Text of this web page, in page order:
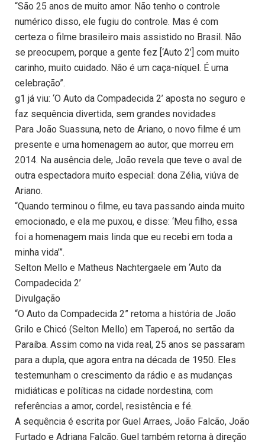
“São 25 anos de muito amor. Não tenho o controle
numérico disso, ele fugiu do controle. Mas é com
certeza o filme brasileiro mais assistido no Brasil. Não
se preocupem, porque a gente fez [‘Auto 2’] com muito
carinho, muito cuidado. Não é um caça-níquel. É uma
celebração”.
g1 já viu: ‘O Auto da Compadecida 2’ aposta no seguro e
faz sequência divertida, sem grandes novidades
Para João Suassuna, neto de Ariano, o novo filme é um
presente e uma homenagem ao autor, que morreu em
2014. Na ausência dele, João revela que teve o aval de
outra espectadora muito especial: dona Zélia, viúva de
Ariano.
“Quando terminou o filme, eu tava passando ainda muito
emocionado, e ela me puxou, e disse: ‘Meu filho, essa
foi a homenagem mais linda que eu recebi em toda a
minha vida’”.
Selton Mello e Matheus Nachtergaele em ‘Auto da
Compadecida 2’
Divulgação
“O Auto da Compadecida 2” retoma a história de João
Grilo e Chicó (Selton Mello) em Taperoá, no sertão da
Paraíba. Assim como na vida real, 25 anos se passaram
para a dupla, que agora entra na década de 1950. Eles
testemunham o crescimento da rádio e as mudanças
midiáticas e políticas na cidade nordestina, com
referências a amor, cordel, resistência e fé.
A sequência é escrita por Guel Arraes, João Falcão, João
Furtado e Adriana Falcão. Guel também retorna à direção